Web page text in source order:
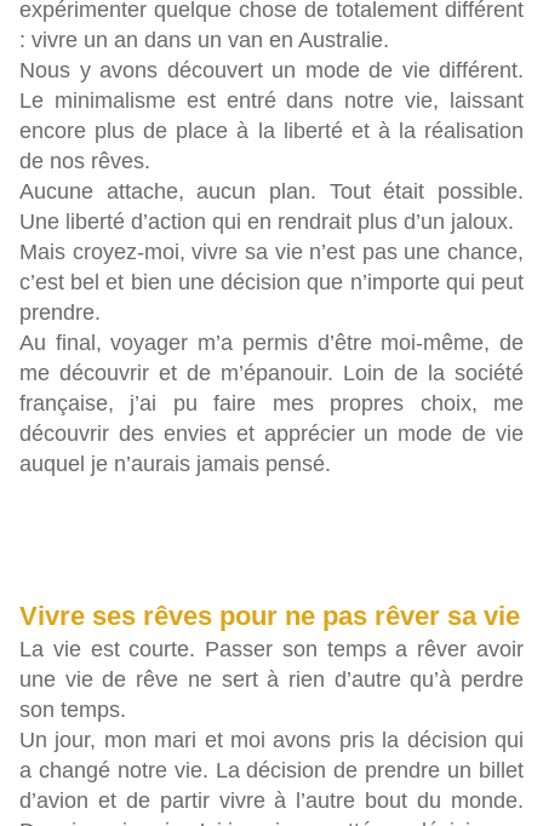
expérimenter quelque chose de totalement différent
: vivre un an dans un van en Australie.
Nous y avons découvert un mode de vie différent.
Le minimalisme est entré dans notre vie, laissant
encore plus de place à la liberté et à la réalisation
de nos rêves.
Aucune attache, aucun plan. Tout était possible.
Une liberté d’action qui en rendrait plus d’un jaloux.
Mais croyez-moi, vivre sa vie n’est pas une chance,
c’est bel et bien une décision que n’importe qui peut
prendre.
Au final, voyager m’a permis d’être moi-même, de
me découvrir et de m’épanouir. Loin de la société
française, j’ai pu faire mes propres choix, me
découvrir des envies et apprécier un mode de vie
auquel je n’aurais jamais pensé.
Vivre ses rêves pour ne pas rêver sa vie
La vie est courte. Passer son temps a rêver avoir
une vie de rêve ne sert à rien d’autre qu’à perdre
son temps.
Un jour, mon mari et moi avons pris la décision qui
a changé notre vie. La décision de prendre un billet
d’avion et de partir vivre à l’autre bout du monde.